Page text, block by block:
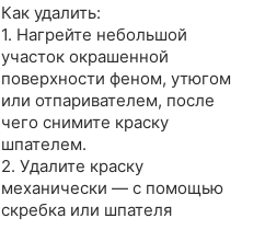
Как удалить:
1. Нагрейте небольшой
участок окрашенной
поверхности феном, утюгом
или отпаривателем, после
чего снимите краску
шпателем.
2. Удалите краску
механически — с помощью
скребка или шпателя